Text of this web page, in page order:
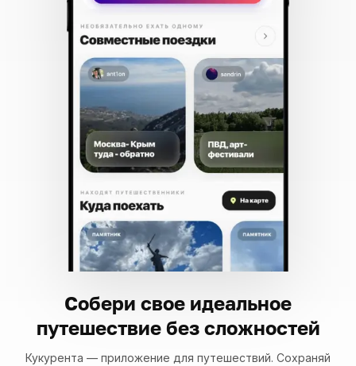
Собери свое идеальное
путешествие без сложностей
Кукурента — приложение для путешествий. Сохраняй